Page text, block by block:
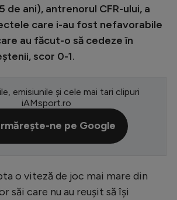
League
League
2026
League
A
de ani), antrenorul CFR-ului, a
care i-au fost nefavorabile
au făcut-o să cedeze în
scor 0-1.
emisiunile și cele mai tari clipuri
iAMsport.ro
ne pe Google
o viteză de joc mai mare din
săi care nu au reușit să își